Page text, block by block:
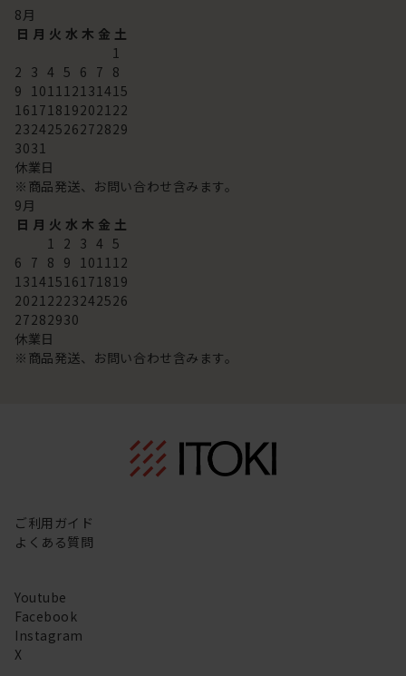
8 月
日 月 火 水 木 金 土
1
2 3 4 5 6 7 8
9
10 11 12 13 14 15
16 17 18 192021 22
23242526272829
3031
休業日
※商品発送、お問い合わせ含みます。
9 月
日 月 火 水 木 金 土
1
2 3 4 5
6 7 8 9 10 11 12
13 14 15 16 17 18 19
2021 2223242526
27282930
休業日
※商品発送、お問い合わせ含みます。
ご利用ガイド
よくある質問
Youtube
Facebook
Instagram
X